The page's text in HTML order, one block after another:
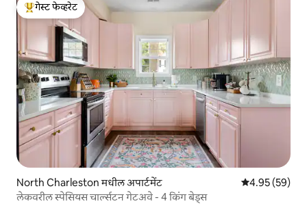
टॉप गेस्ट फेव्हरेट
गेस्ट फेव्हरेट
North Charleston मधील अपार्टमेंट 5 पैकी 4.95
4.95 (59)
लेकवरील स्पेसियस चार्ल्सटन गेटअवे - 4 किंग बेड्स